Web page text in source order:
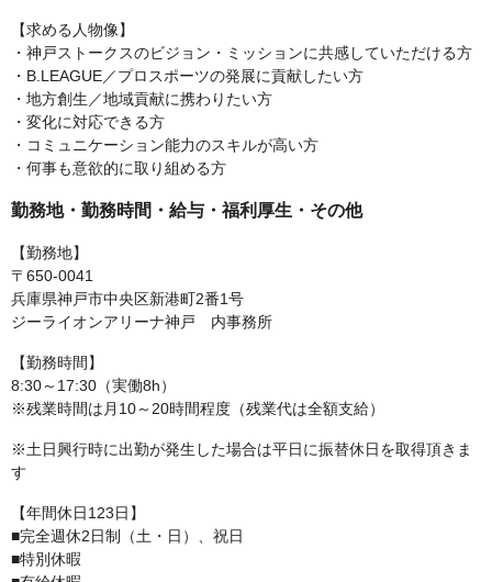
【求める人物像】
・神戸ストークスのビジョン・ミッションに共感していただける方
・B.LEAGUE／プロスポーツの発展に貢献したい方
・地方創生／地域貢献に携わりたい方
・変化に対応できる方
・コミュニケーション能力のスキルが高い方
・何事も意欲的に取り組める方
勤務地・勤務時間・給与・福利厚生・その他
【勤務地】
〒650-0041
兵庫県神戸市中央区新港町2番1号
ジーライオンアリーナ神戸 内事務所
【勤務時間】
8:30～17:30（実働8h）
※残業時間は月10～20時間程度（残業代は全額支給）
※土日興行時に出勤が発生した場合は平日に振替休日を取得頂きま
す
【年間休日123日】
■完全週休2日制（土・日）、祝日
■特別休暇